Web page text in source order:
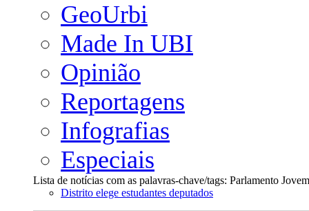
GeoUrbi
Made In UBI
Opinião
Reportagens
Infografias
Especiais
Lista de notícias com as palavras-chave/tags: Parlamento Jovem
Distrito elege estudantes deputados